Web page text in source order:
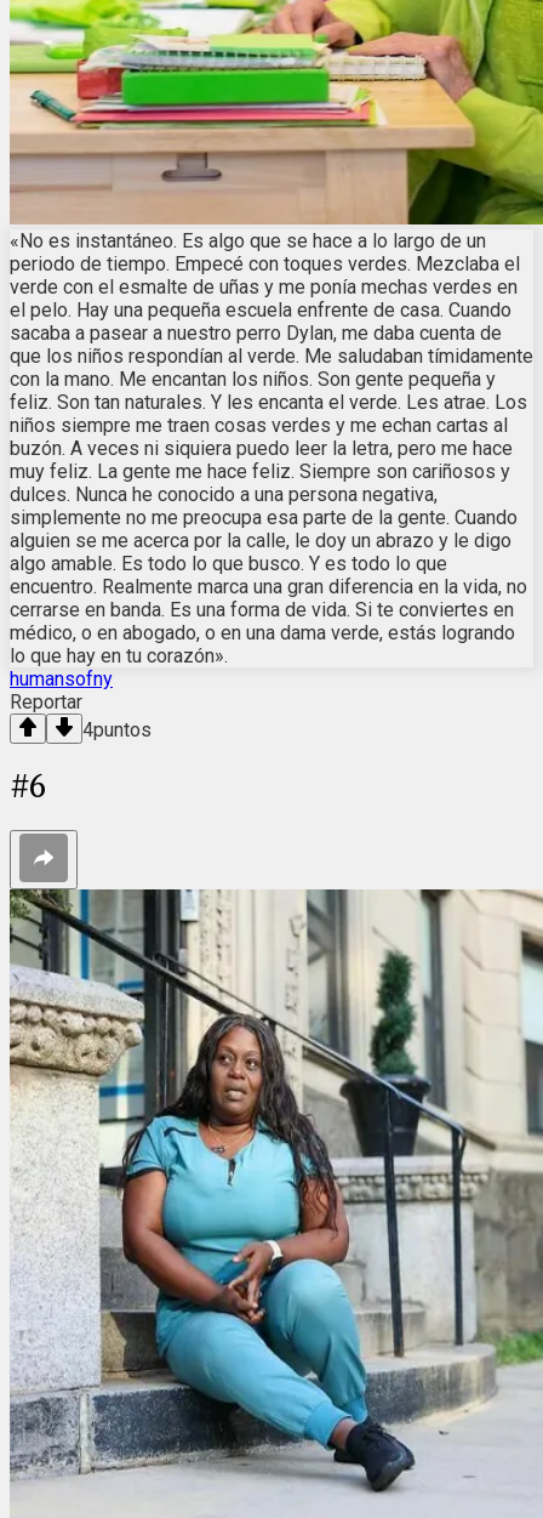
«No es instantáneo. Es algo que se hace a lo largo de un
periodo de tiempo. Empecé con toques verdes. Mezclaba el
verde con el esmalte de uñas y me ponía mechas verdes en
el pelo. Hay una pequeña escuela enfrente de casa. Cuando
sacaba a pasear a nuestro perro Dylan, me daba cuenta de
que los niños respondían al verde. Me saludaban tímidamente
con la mano. Me encantan los niños. Son gente pequeña y
feliz. Son tan naturales. Y les encanta el verde. Les atrae. Los
niños siempre me traen cosas verdes y me echan cartas al
buzón. A veces ni siquiera puedo leer la letra, pero me hace
muy feliz. La gente me hace feliz. Siempre son cariñosos y
dulces. Nunca he conocido a una persona negativa,
simplemente no me preocupa esa parte de la gente. Cuando
alguien se me acerca por la calle, le doy un abrazo y le digo
algo amable. Es todo lo que busco. Y es todo lo que
encuentro. Realmente marca una gran diferencia en la vida, no
cerrarse en banda. Es una forma de vida. Si te conviertes en
médico, o en abogado, o en una dama verde, estás logrando
lo que hay en tu corazón».
humansofny
Reportar
4puntos
#6